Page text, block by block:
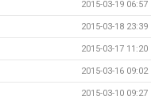
2015-03-19 06:57
2015-03-18 23:39
2015-03-17 11:20
2015-03-16 09:02
2015-03-10 09:27